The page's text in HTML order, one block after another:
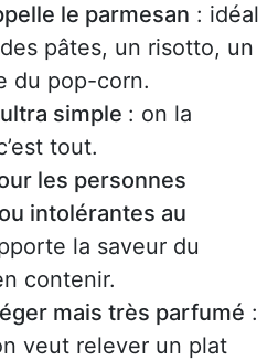
le parmesan : idéal
pâtes, un risotto, un
du pop-corn.
simple : on la
tout.
les personnes
intolérantes au
la saveur du
contenir.
mais très parfumé :
veut relever un plat